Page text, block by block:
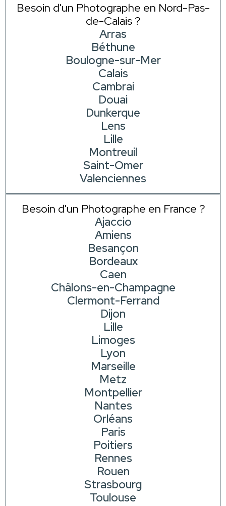
Besoin d'un Photographe en Nord-Pas-
de-Calais ?
Arras
Béthune
Boulogne-sur-Mer
Calais
Cambrai
Douai
Dunkerque
Lens
Lille
Montreuil
Saint-Omer
Valenciennes
Besoin d'un Photographe en France ?
Ajaccio
Amiens
Besançon
Bordeaux
Caen
Châlons-en-Champagne
Clermont-Ferrand
Dijon
Lille
Limoges
Lyon
Marseille
Metz
Montpellier
Nantes
Orléans
Paris
Poitiers
Rennes
Rouen
Strasbourg
Toulouse